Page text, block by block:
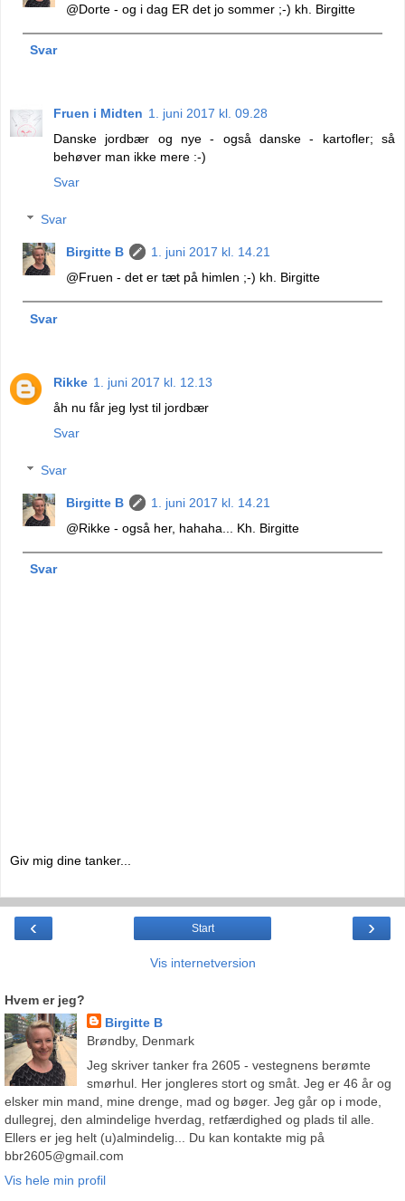
@Dorte - og i dag ER det jo sommer ;-) kh. Birgitte
Svar
Fruen i Midten 1. juni 2017 kl. 09.28
Danske jordbær og nye - også danske - kartofler; så
behøver man ikke mere :-)
Svar
Svar
Birgitte B
1. juni 2017 kl. 14.21
@Fruen - det er tæt på himlen ;-) kh. Birgitte
Svar
Rikke 1. juni 2017 kl. 12.13
åh nu får jeg lyst til jordbær
Svar
Svar
Birgitte B
1. juni 2017 kl. 14.21
@Rikke - også her, hahaha... Kh. Birgitte
Svar
Giv mig dine tanker...
‹ ›
Start
Vis internetversion
Hvem er jeg?
Birgitte B
Brøndby, Denmark
Jeg skriver tanker fra 2605 - vestegnens berømte
smørhul. Her jongleres stort og småt. Jeg er 46 år og
elsker min mand, mine drenge, mad og bøger. Jeg går op i mode,
dullegrej, den almindelige hverdag, retfærdighed og plads til alle.
Ellers er jeg helt (u)almindelig... Du kan kontakte mig på
bbr2605@gmail.com
Vis hele min profil